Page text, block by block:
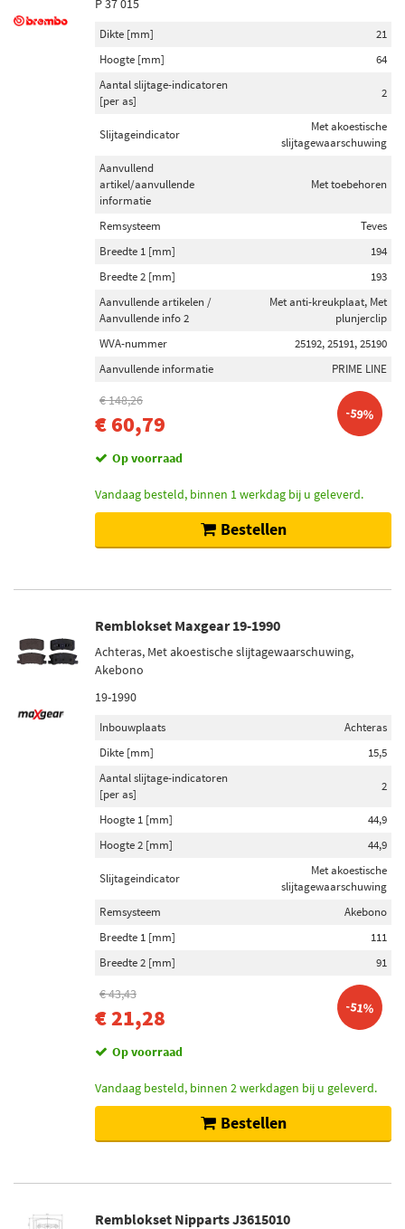
P 37 015
Dikte [mm]
21
Hoogte [mm]
64
Aantal slijtage-indicatoren
[per as]
2
Slijtageindicator
Met akoestische
slijtagewaarschuwing
Aanvullend
artikel/aanvullende
informatie
Met toebehoren
Remsysteem
Teves
Breedte 1 [mm]
194
Breedte 2 [mm]
193
Aanvullende artikelen /
Aanvullende info 2
Met anti-kreukplaat, Met
plunjerclip
WVA-nummer
25192, 25191, 25190
Aanvullende informatie
PRIME LINE
€ 148,26
€ 60,79 -59%
Op voorraad
Vandaag besteld, binnen 1 werkdag bij u geleverd.
Bestellen
Remblokset Maxgear 19-1990
Achteras, Met akoestische slijtagewaarschuwing,
Akebono
19-1990
Inbouwplaats
Achteras
Dikte [mm]
15,5
Aantal slijtage-indicatoren
[per as]
2
Hoogte 1 [mm]
44,9
Hoogte 2 [mm]
44,9
Slijtageindicator
Met akoestische
slijtagewaarschuwing
Remsysteem
Akebono
Breedte 1 [mm]
111
Breedte 2 [mm]
91
€ 43,43
€ 21,28 -51%
Op voorraad
Vandaag besteld, binnen 2 werkdagen bij u geleverd.
Bestellen
Remblokset Nipparts J3615010